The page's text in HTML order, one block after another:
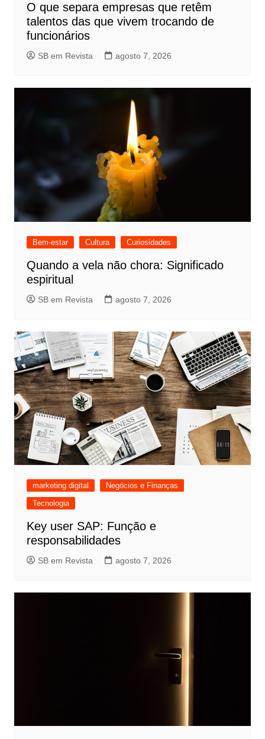
O que separa empresas que retêm
talentos das que vivem trocando de
funcionários
SB em Revista agosto 7, 2026
Bem-estar Cultura Curiosidades
Quando a vela não chora: Significado
espiritual
SB em Revista agosto 7, 2026
marketing digital
Negócios e Finanças
Tecnologia
Key user SAP: Função e
responsabilidades
SB em Revista agosto 7, 2026